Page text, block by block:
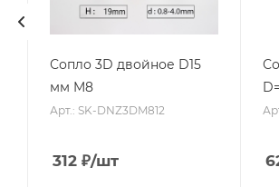
Сопло 3D двойное D15
мм M8
Арт.: SK-DNZ3DM812
312₽/шт